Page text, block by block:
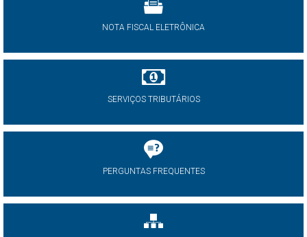
NOTA FISCAL ELETRÔNICA
SERVIÇOS TRIBUTÁRIOS
PERGUNTAS FREQUENTES